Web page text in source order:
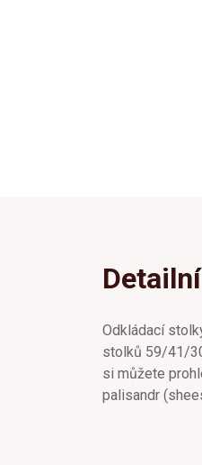
Odkládací
stolků 59/41/
si můžete
palisandr